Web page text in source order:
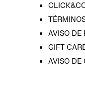
AVISO DE
GIFT
AVISO DE